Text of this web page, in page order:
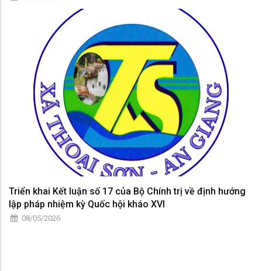
Triển khai Kết luận số 17 của Bộ Chính trị về định hướng
lập pháp nhiệm kỳ Quốc hội kháo XVI
08/05/2026